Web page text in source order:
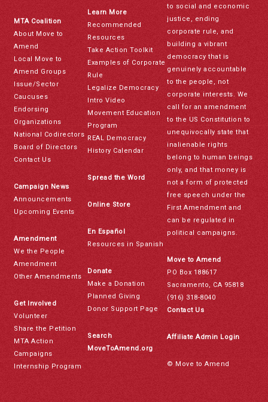
MTA Coalition
About Move to
Amend
Local Move to
Amend Groups
Issue/Sector
Caucuses
Endorsing
Organizations
National Codirectors
Board of Directors
Contact Us
Campaign News
Announcements
Upcoming Events
Amendment
We the People
Amendment
Other Amendments
Get Involved
Volunteer
Share the Petition
MTA Action
Campaigns
Internship Program
Learn More
Recommended
Resources
Take Action Toolkit
Examples of Corporate
Rule
Legalize Democracy
Intro Video
Movement Education
Program
REAL Democracy
History Calendar
Spread the Word
Online Store
En Español
Resources in Spanish
Donate
Make a Donation
Planned Giving
Donor Support Page
Search
MoveToAmend.org
to social and economic
justice, ending
corporate rule, and
building a vibrant
democracy that is
genuinely accountable
to the people, not
corporate interests. We
call for an amendment
to the US Constitution to
unequivocally state that
inalienable rights
belong to human beings
only, and that money is
not a form of protected
free speech under the
First Amendment and
can be regulated in
political campaigns.
Move to Amend
PO Box 188617
Sacramento, CA 95818
(916) 318-8040
Contact Us
Affiliate Admin Login
© Move to Amend